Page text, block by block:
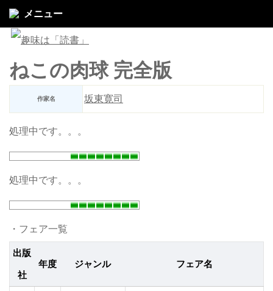
メニュー
ねこの肉球 完全版
作家名 坂東寛司
処理中です。。。
処理中です。。。
・フェア一覧
出版
社
年度 ジャンル フェア名